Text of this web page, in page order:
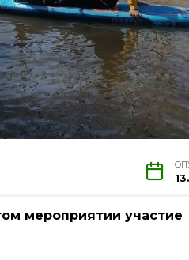
мероприятии участие